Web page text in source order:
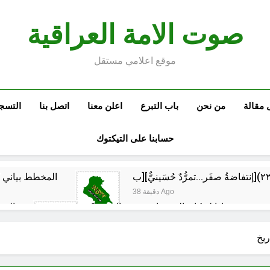
صوت الامة العراقية
موقع اعلامي مستقل
مقالة من نحن باب التبرع اعلن معنا اتصل بنا
حسابنا على التيكتوك
المخطط
38 دقيقة Ago
ماذا لو كان المدير اقوى من الوزير ؟
البيت العراقي‏ … حوار في الاصلاح الديني‏(الحلقة الاولى)‏
مؤيد اللامي .. الأكثر